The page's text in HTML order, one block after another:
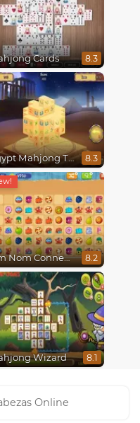
Cards 8.3
Egypt Mahjong Triple Dimensions 8.3
Om Nom Connect Classic 8.2
Wizard 8.1
Online